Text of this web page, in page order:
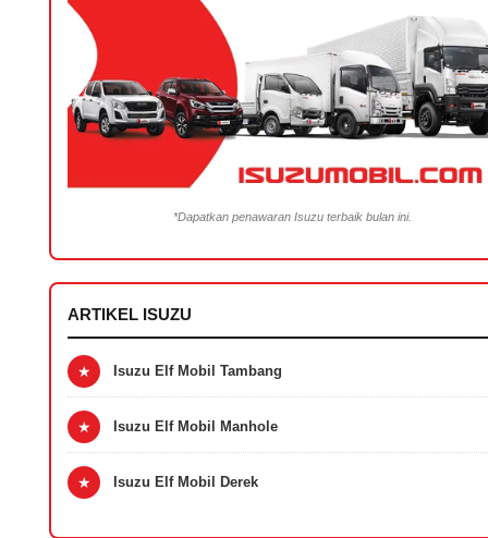
*Dapatkan penawaran Isuzu terbaik bulan ini.
ARTIKEL ISUZU
★ Isuzu Elf Mobil Tambang
★ Isuzu Elf Mobil Manhole
★ Isuzu Elf Mobil Derek